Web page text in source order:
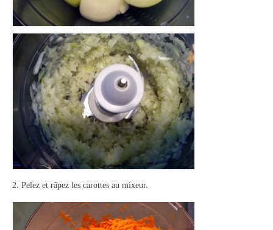
2. Pelez et râpez les carottes au mixeur.